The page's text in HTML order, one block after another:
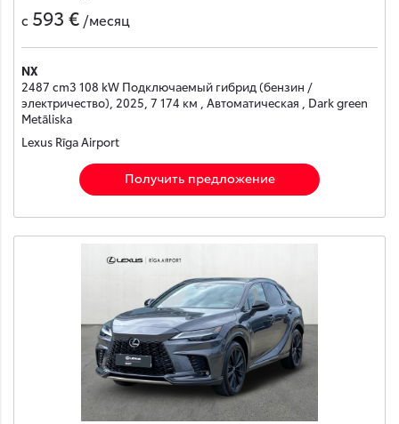
с 593 € /месяц
NX
2487 cm3 108 kW Подключаемый гибрид (бензин /
электричество), 2025, 7 174 км , Автоматическая , Dark green
Metāliska
Lexus Rīga Airport
Получить предложение